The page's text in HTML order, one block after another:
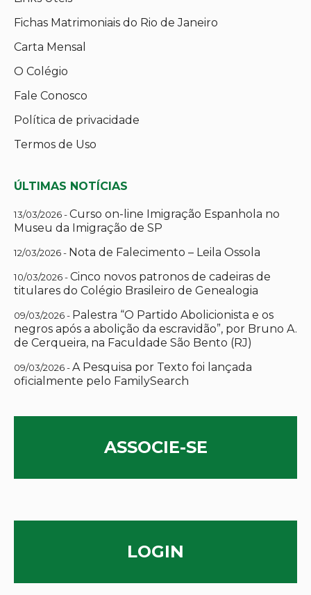
Fichas Matrimoniais do Rio de Janeiro
Carta Mensal
O Colégio
Fale Conosco
Política de privacidade
Termos de Uso
ÚLTIMAS NOTÍCIAS
13/03/2026 -Curso on-line Imigração Espanhola no
Museu da Imigração de SP
12/03/2026 - Nota de Falecimento – Leila Ossola
10/03/2026 -Cinco novos patronos de cadeiras de
titulares do Colégio Brasileiro de Genealogia
09/03/2026 - Palestra “O Partido Abolicionista e os
negros após a abolição da escravidão”, por Bruno A.
de Cerqueira, na Faculdade São Bento (RJ)
09/03/2026 -A Pesquisa por Texto foi lançada
oficialmente pelo FamilySearch
ASSOCIE-SE
LOGIN